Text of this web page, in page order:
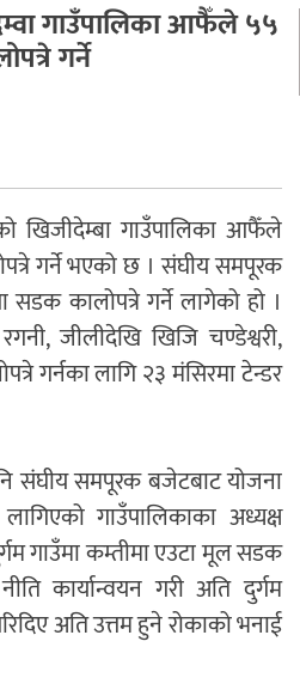
गाउँपालिका आफैँले ५५
गर्ने
खिजीदेम्बा गाउँपालिका आफैँले
गर्ने भएको छ । संघीय समपूरक
कालोपत्रे गर्ने लागेको हो ।
जीलीदेखि खिजि चण्डेश्वरी,
गर्नका लागि २३ मंसिरमा टेन्डर
संघीय समपूरक बजेटबाट योजना
गाउँपालिकाका अध्यक्ष
गाउँमा कम्तीमा एउटा मूल सडक
कार्यान्वयन गरी अति दुर्गम
अति उत्तम हुने रोकाको भनाई